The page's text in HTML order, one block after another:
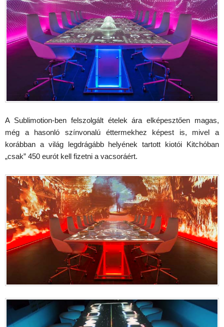
A Sublimotion-ben felszolgált ételek ára elképesztően magas,
még a hasonló színvonalú éttermekhez képest is, mivel a
korábban a világ legdrágább helyének tartott kiotói Kitchóban
„csak” 450 eurót kell fizetni a vacsoráért.